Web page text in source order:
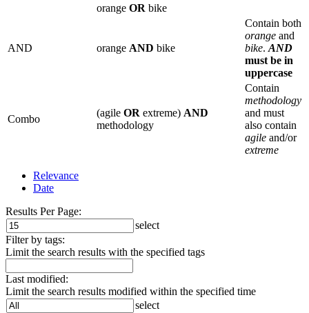
orange OR bike
AND orange AND bike
Contain both
orange and
bike.AND
must be in
uppercase
Combo
(agile OR extreme) AND
methodology
Contain
methodology
and must
also contain
agile and/or
extreme
Relevance
Date
Results Per Page:
select
Filter by tags:
Limit the search results with the specified tags
Last modified:
Limit the search results modified within the specified time
select